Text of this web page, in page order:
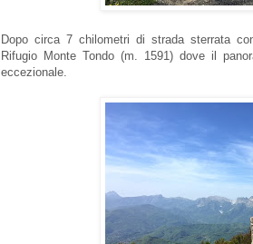
Dopo circa 7 chilometri di strada sterrata
Rifugio Monte Tondo (m. 1591) dove il
eccezionale.